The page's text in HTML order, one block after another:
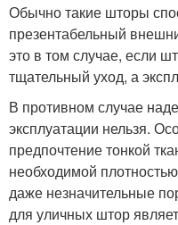
Обычно такие шторы
презентабельный
это в том случае, если
тщательный уход, а
В противном случае
эксплуатации нельзя.
предпочтение тонкой
необходимой
даже незначительные
для уличных штор